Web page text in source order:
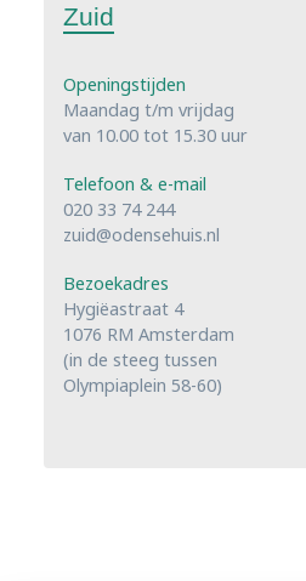
Zuid
Openingstijden
Maandag t/m vrijdag
van 10.00 tot 15.30 uur
Telefoon & e-mail
020 33 74 244
zuid@odensehuis.nl
Bezoekadres
Hygiëastraat 4
1076 RM Amsterdam
(in de steeg tussen
Olympiaplein 58-60)